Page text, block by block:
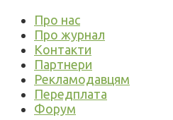
Про нас
Про журнал
Контакти
Партнери
Рекламодавцям
Передплата
Форум